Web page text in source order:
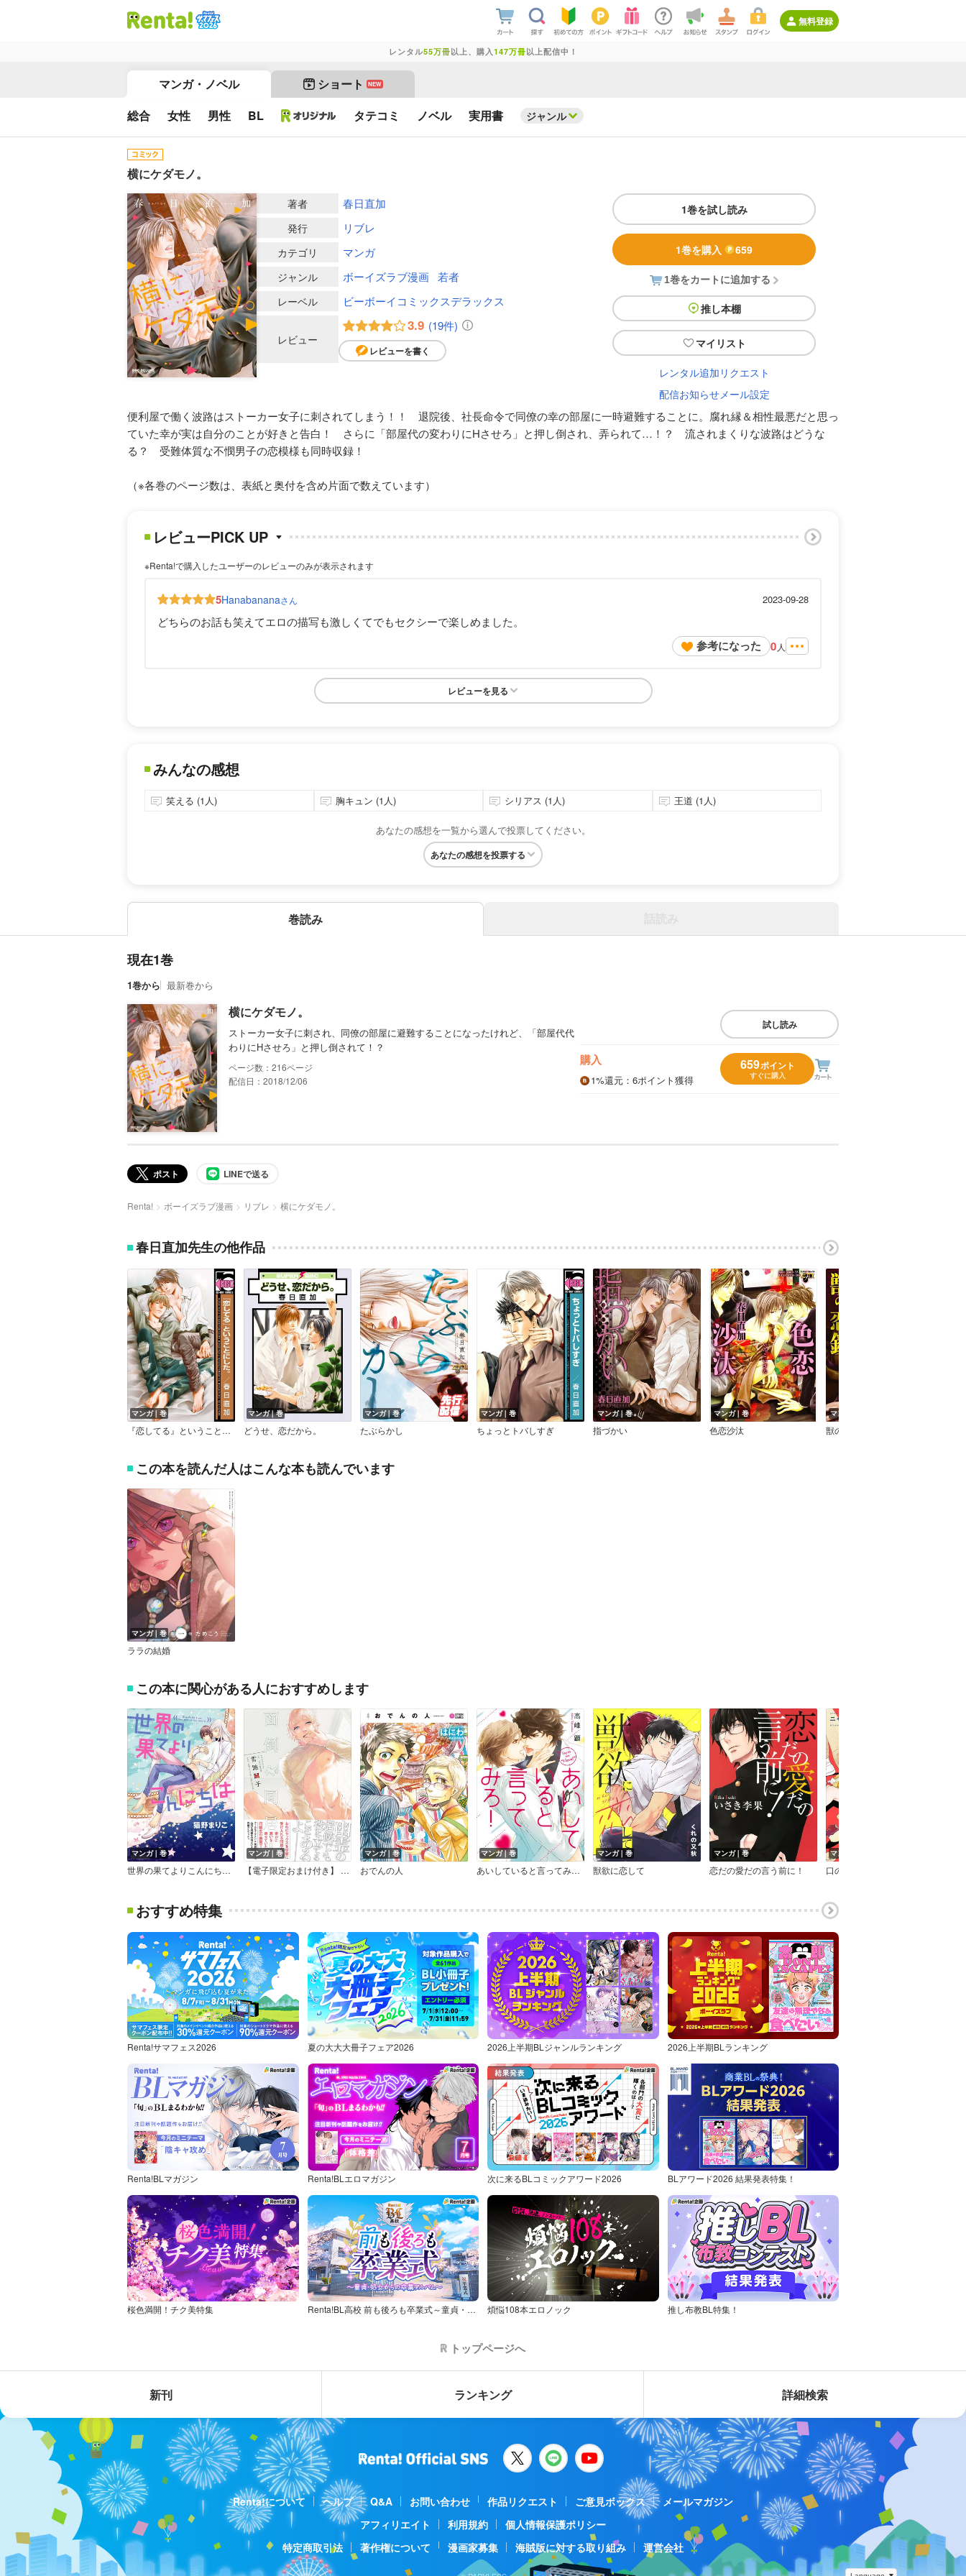
無料登録
レンタル55万冊以上、購入 147万冊以上配信中！
マンガ・ノベル ショート NEW
総合 女性 男性 BL タテコミ ノベル 実用書 ジャンル
横にケダモノ。
1巻を試し読み
1巻を購入 659
1巻をカートに追加する
推し本棚
マイリスト
レンタル追加リクエスト
配信お知らせメール設定
著者 春日直加
発行 リブレ
カテゴリ マンガ
ジャンル ボーイズラブ漫画 若者
レーベル ビーボーイコミックスデラックス
レビュー
3.9 (19件)
レビューを書く
便利屋で働く波路はストーカー女子に刺されてしまう！！ 退院後、社長命令で同僚の幸の部屋に一時避難することに。腐れ縁＆相性最悪だと思っ
ていた幸が実は自分のことが好きと告白！ さらに「部屋代の変わりにHさせろ」と押し倒され、弄られて…！？ 流されまくりな波路はどうな
る？ 受難体質な不憫男子の恋模様も同時収録！
（※各巻のページ数は、表紙と奥付を含め片面で数えています）
レビューPICK UP
※Renta!で購入したユーザーのレビューのみが表示されます
5Hanabananaさん 2023-09-28
どちらのお話も笑えてエロの描写も激しくてでもセクシーで楽しめました。
参考になった 0 人
レビューを見る
みんなの感想
笑える (1人) 胸キュン (1人) シリアス (1人) 王道 (1人)
あなたの感想を一覧から選んで投票してください。
あなたの感想を投票する
巻読み
現在1巻
1巻から 最新巻から
横にケダモノ。
ストーカー女子に刺され、同僚の部屋に避難することになったけれど、「部屋代代
わりにHさせろ」と押し倒されて！？
216
配信日：2018/12/06
試し読み
購入
1%還元 ：6ポイント獲得
659ポイント
すぐに購入
ポスト LINEで送る
Renta! ボーイズラブ漫画 リブレ 横にケダモノ。
春日直加先生の他作品
マンガ｜巻
『恋してる』ということにした。
マンガ｜巻
どうせ、恋だから。
マンガ｜巻
たぶらかし
マンガ｜巻
ちょっとトバしすぎ
マンガ｜巻
指づかい
マンガ｜巻
色恋沙汰
マンガ｜巻
獣の恋鎖
この本を読んだ人はこんな本も読んでいます
マンガ｜巻
ララの結婚
この本に関心がある人におすすめします
マンガ｜巻
世界の果てよりこんにちは【電子限定かきおろし付】
マンガ｜巻
【電子限定おまけ付き】 面倒な同居人
マンガ｜巻
おでんの人
マンガ｜巻
あいしていると言ってみろ！
マンガ｜巻
獣欲に恋して
マンガ｜巻
恋だの愛だの言う前に！
マンガ｜巻
おすすめ特集
Renta!サマフェス2026 夏の大大大冊子フェア2026 2026上半期BLジャンルランキング 2026上半期BLランキング
Renta!BLマガジン Renta!BLエロマガジン 次に来るBLコミックアワード2026 BLアワード2026 結果発表特集！
桜色満開！チク美特集 Renta!BL高校 前も後ろも卒業式～童貞・処女からの卒業アルバム～ 煩悩108本エロノック 推し布教BL特集！
トップページへ
新刊 ランキング 詳細検索
Renta!について ヘルプ Q&A お問い合わせ 作品リクエスト ご意見ボックス
メールマガジン
アフィリエイト
利用規約
個人情報保護ポリシー
特定商取引法
著作権について 漫画家募集 海賊版に対する取り組み 運営会社